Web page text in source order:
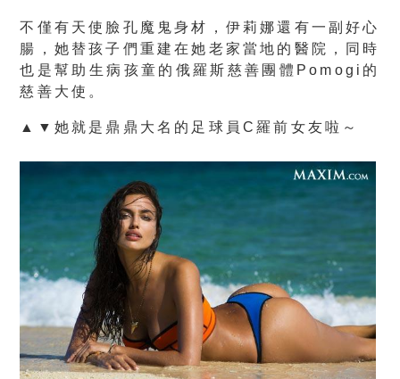
不僅有天使臉孔魔鬼身材，伊莉娜還有一副好心
腸，她替孩子們重建在她老家當地的醫院，同時
也是幫助生病孩童的俄羅斯慈善團體Pomogi的
慈善大使。
▲▼她就是鼎鼎大名的足球員C羅前女友啦～